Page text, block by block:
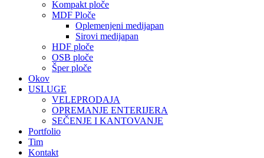
Kompakt ploče
MDF Ploče
Oplemenjeni medijapan
Sirovi medijapan
HDF ploče
OSB ploče
Šper ploče
Okov
USLUGE
VELEPRODAJA
OPREMANJE ENTERIJERA
SEČENJE I KANTOVANJE
Portfolio
Tim
Kontakt